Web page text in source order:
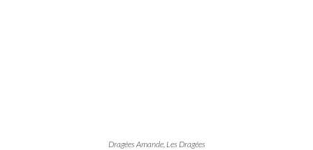
Dragées Amande,Les Dragées